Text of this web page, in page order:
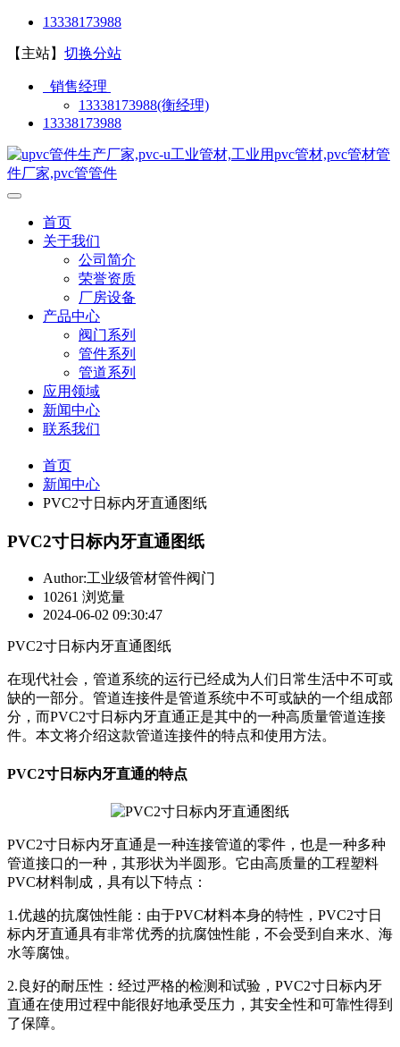
13338173988
【主站】 切换分站
销售经理
13338173988(衡经理)
13338173988
首页
关于我们
公司简介
荣誉资质
厂房设备
产品中心
阀门系列
管件系列
管道系列
应用领域
新闻中心
联系我们
首页
新闻中心
PVC2寸日标内牙直通图纸
PVC2寸日标内牙直通图纸
Author:工业级管材管件阀门
10261 浏览量
2024-06-02 09:30:47
PVC2寸日标内牙直通图纸
在现代社会，管道系统的运行已经成为人们日常生活中不可或
缺的一部分。管道连接件是管道系统中不可或缺的一个组成部
分，而PVC2寸日标内牙直通正是其中的一种高质量管道连接
件。本文将介绍这款管道连接件的特点和使用方法。
PVC2寸日标内牙直通的特点
PVC2寸日标内牙直通是一种连接管道的零件，也是一种多种
管道接口的一种，其形状为半圆形。它由高质量的工程塑料
PVC材料制成，具有以下特点：
1.优越的抗腐蚀性能：由于PVC材料本身的特性，PVC2寸日
标内牙直通具有非常优秀的抗腐蚀性能，不会受到自来水、海
水等腐蚀。
2.良好的耐压性：经过严格的检测和试验，PVC2寸日标内牙
直通在使用过程中能很好地承受压力，其安全性和可靠性得到
了保障。